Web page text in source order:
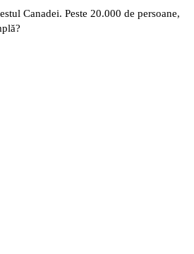
Canadei. Peste 20.000 de persoane,